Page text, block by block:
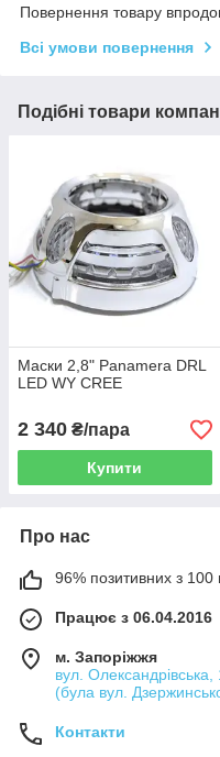
Повернення товару
Всі умови повернення
Подібні товари
Маски 2,8" Panamera DRL
LED WY CREE
2 340 ₴/пара
Купити
Про нас
96% позитивних з 100
Працює з 06.04.2016
м. Запоріжжя
вул.
(була вул.
Контакти